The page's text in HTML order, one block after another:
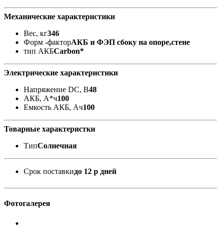
Механические характеристики
Вес, кг346
Форм -факторАКБ и ФЭП сбоку на опоре,стене
тип АКБCarbon*
Электрические характеристики
Напряжение DC, В48
АКБ, А*ч100
Емкость АКБ, Ач100
Товарные характеристки
ТипСолнечная
Срок поставкидо 12 р дней
Фотогалерея